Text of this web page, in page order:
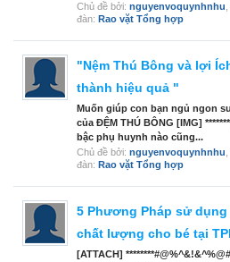
Chủ đề bởi: nguyenvoquynhnhu
đàn: Rao vặt Tổng hợp
"Nệm Thú Bông và lợi
thành hiệu quả "
Muốn giúp con bạn ngủ ngon
của ĐỆM THÚ BÔNG [IMG]
bậc phụ huynh nào cũng...
Chủ đề bởi: nguyenvoquynhnhu
đàn: Rao vặt Tổng hợp
5 Phương Pháp sử dụng
chất lượng cho bé tại
[ATTACH]